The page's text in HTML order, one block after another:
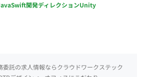
Swift開発ディレクションUnity
委託の求人情報ならクラウドワークステック